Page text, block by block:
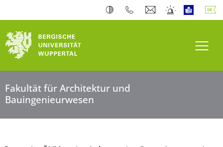
Fakultät für Architektur und
Bauingenieurwesen